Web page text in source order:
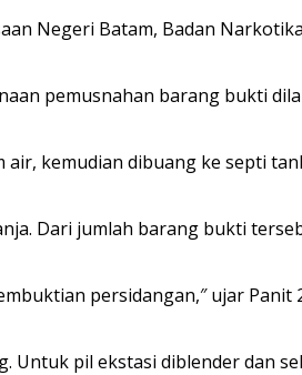
Negeri Batam, Badan
pemusnahan barang bukti
kemudian dibuang ke septi
Dari jumlah barang bukti
persidangan,″ ujar
pil ekstasi diblender dan